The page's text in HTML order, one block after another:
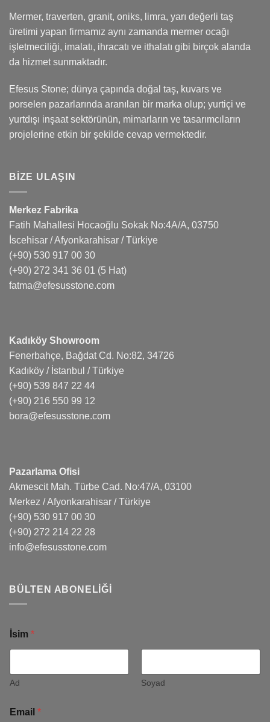
Mermer, traverten, granit, oniks, limra, yarı değerli taş
üretimi yapan firmamız aynı zamanda mermer ocağı
işletmeciliği, imalatı, ihracatı ve ithalatı gibi birçok alanda
da hizmet sunmaktadır.
Efesus Stone; dünya çapında doğal taş, kuvars ve
porselen pazarlarında aranılan bir marka olup; yurtiçi ve
yurtdışı inşaat sektörünün, mimarların ve tasarımcıların
projelerine etkin bir şekilde cevap vermektedir.
BIZE ULAŞIN
Merkez Fabrika
Fatih Mahallesi Hocaoğlu Sokak No:4A/A, 03750
İscehisar / Afyonkarahisar / Türkiye
(+90) 530 917 00 30
(+90) 272 341 36 01 (5 Hat)
fatma@efesusstone.com
Kadıköy Showroom
Fenerbahçe, Bağdat Cd. No:82, 34726
Kadıköy / İstanbul / Türkiye
(+90) 539 847 22 44
(+90) 216 550 99 12
bora@efesusstone.com
Pazarlama Ofisi
Akmescit Mah. Türbe Cad. No:47/A, 03100
Merkez / Afyonkarahisar / Türkiye
(+90) 530 917 00 30
(+90) 272 214 22 28
info@efesusstone.com
BÜLTEN ABONELIĞI
İsim *
Ad Soyad
Email *